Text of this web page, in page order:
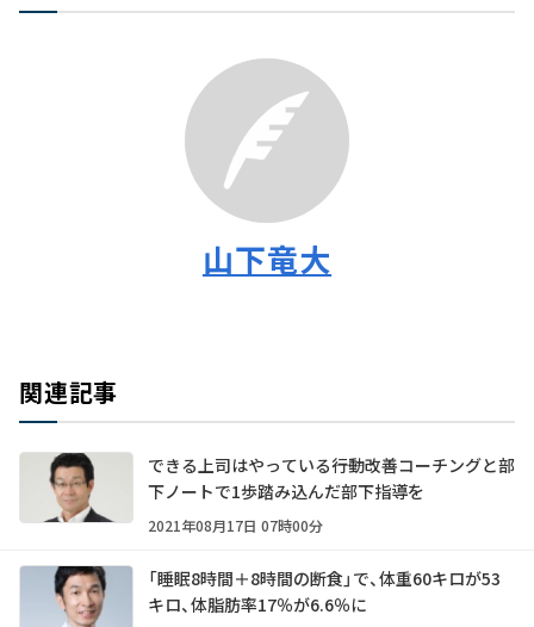
山下竜大
関連記事
できる上司はやっている――行動改善コーチングと部
下ノートで1歩踏み込んだ部下指導を
2021年08月17日 07時00分
「睡眠8時間＋8時間の断食」で、体重60キロが53
キロ、体脂肪率17％が6.6％に